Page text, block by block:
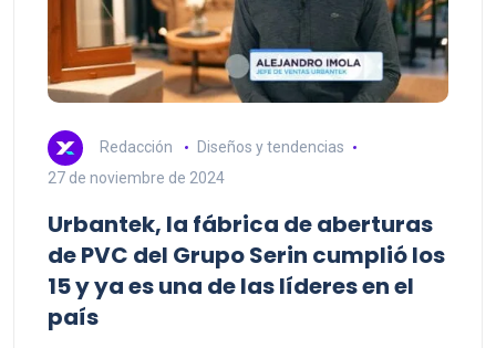
Redacción
Diseños y tendencias
27 de noviembre de 2024
Urbantek, la fábrica de aberturas
de PVC del Grupo Serin cumplió los
15 y ya es una de las líderes en el
país